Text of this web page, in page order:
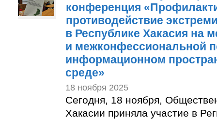
конференция
противодействие
в Республике Хакасия на
и межконфессиональной
информационном
среде»
18 ноября 2025
Сегодня, 18 ноября,
Хакасии приняла участие в